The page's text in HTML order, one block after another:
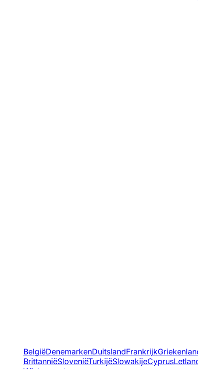
BelgiëDenemarkenDuitslandFrankrijk
BrittanniëSloveniëTurkijëSlowakijeCyprus